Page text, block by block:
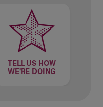
TELL US HOW
WE'RE DOING